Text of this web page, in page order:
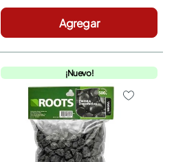
Agregar
¡Nuevo!